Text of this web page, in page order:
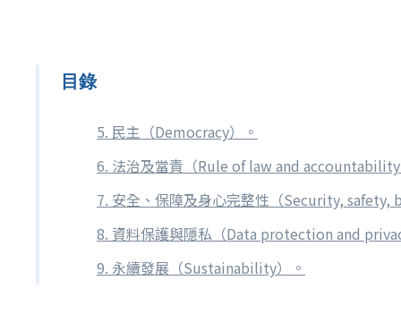
目錄
5. 民主（Democracy）。
6. 法治及當責（Rule of law and
7. 安全、保障及身心完整性（Security,
8. 資料保護與隱私（Data protection and
9. 永續發展（Sustainability）。